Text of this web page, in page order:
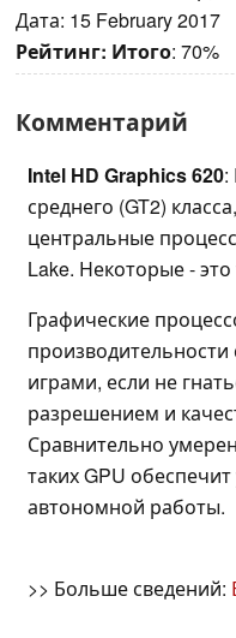
Дата: 15 February 2017
Рейтинг: Итого: 70%
Комментарий
Intel HD Graphics 620:
среднего (GT2)
центральные
Lake. Некоторые -
Графические
играми, если не
разрешением и
Сравнительно
таких GPU
автономной работы.
>> Больше сведений: